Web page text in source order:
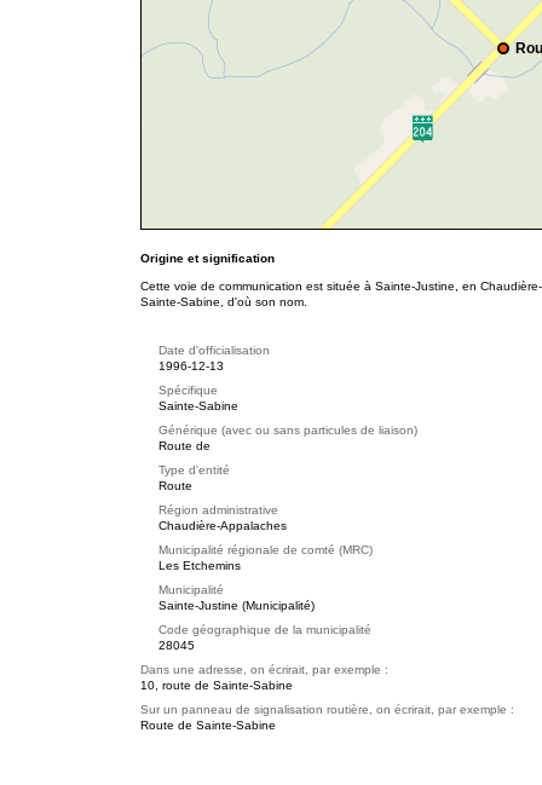
Origine et signification
Cette voie de communication est située à Sainte-Justine, en
Sainte-Sabine, d'où son nom.
Date d'officialisation
1996-12-13
Spécifique
Sainte-Sabine
Générique (avec ou sans particules de liaison)
Route de
Type d'entité
Route
Région administrative
Chaudière-Appalaches
Municipalité régionale de comté (MRC)
Les Etchemins
Municipalité
Sainte-Justine (Municipalité)
Code géographique de la municipalité
28045
Dans une adresse, on écrirait, par exemple :
10, route de Sainte-Sabine
Sur un panneau de signalisation routière, on écrirait, par exemple :
Route de Sainte-Sabine